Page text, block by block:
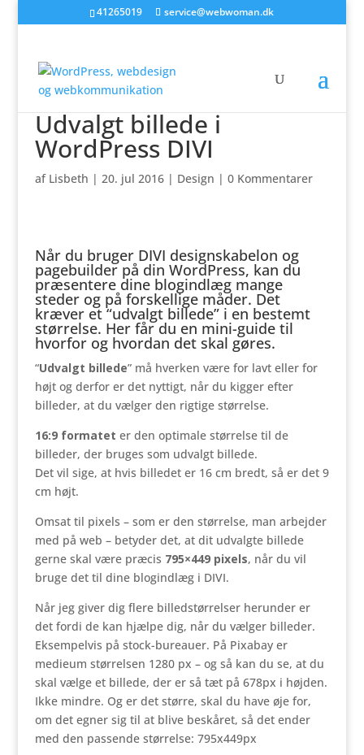
41265019 service@webwoman.dk
Udvalgt billede i
WordPress DIVI
af Lisbeth | 20. jul 2016| Design | 0 Kommentarer
Når du bruger DIVI designskabelon og
pagebuilder på din WordPress, kan du
præsentere dine blogindlæg mange
steder og på forskellige måder. Det
kræver et “udvalgt billede” i en bestemt
størrelse. Her får du en mini-guide til
hvorfor og hvordan det skal gøres.
“Udvalgt billede” må hverken være for lavt eller for
højt og derfor er det nyttigt, når du kigger efter
billeder, at du vælger den rigtige størrelse.
16:9 formatet er den optimale størrelse til de
billeder, der bruges som udvalgt billede.
Det vil sige, at hvis billedet er 16 cm bredt, så er det 9
cm højt.
Omsat til pixels – som er den størrelse, man arbejder
med på web – betyder det, at dit udvalgte billede
gerne skal være præcis 795×449 pixels, når du vil
bruge det til dine blogindlæg i DIVI.
Når jeg giver dig flere billedstørrelser herunder er
det fordi de kan hjælpe dig, når du vælger billeder.
Eksempelvis på stock-bureauer. På Pixabay er
medieum størrelsen 1280 px – og så kan du se, at du
skal vælge et billede, der er så tæt på 678px i højden.
Ikke mindre. Og er det større, skal du have øje for,
om det egner sig til at blive beskåret, så det ender
med den passende størrelse: 795x449px